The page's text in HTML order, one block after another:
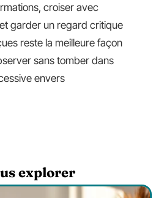
croiser avec
garder un regard critique
reste la meilleure façon
sans tomber dans
envers
explorer